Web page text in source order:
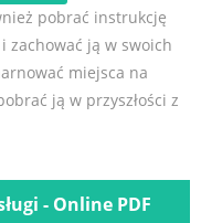
pobrać instrukcję
zachować ją w swoich
miejsca na
ją w przyszłości z
- Online PDF